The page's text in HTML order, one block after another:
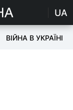
UA
ВІЙНА В УКРАЇНІ